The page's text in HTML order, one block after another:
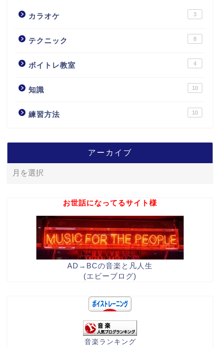
カラオケ 3
テクニック 8
ボイトレ教室 4
知識 10
練習方法 10
アーカイブ
お世話になってるサイト様
AD→BCの音楽と凡人生
(エビーブログ)
音楽ランキング